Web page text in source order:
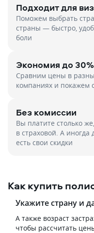
Подходит для
Поможем выбрать
страны — быстро,
боли
Экономия до 30%
Сравним цены в
компаниях и покажем
Без комиссии
Вы платите столько
в страховой. А
есть свои скидки
Как купить
Укажите страну и
А также возраст
чтобы рассчитать